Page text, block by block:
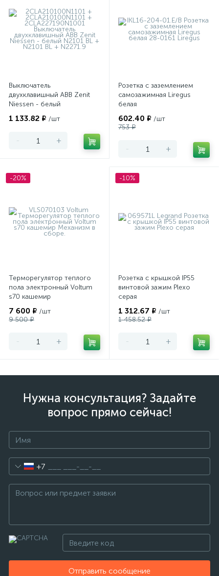
Выключатель
двухклавишный ABB Zenit
Niessen - белый
1 133.82 ₽ /шт
- +
Розетка с заземлением
самозажимная Liregus
белая
602.40 ₽ /шт
753 ₽
- +
-20%
Терморегулятор теплого
пола электронный Voltum
s70 кашемир
7 600 ₽ /шт
9 500 ₽
- +
-10%
Розетка с крышкой IP55
винтовой зажим Plexo
серая
1 312.67 ₽ /шт
1 458.52 ₽
- +
Нужна консультация? Задайте
вопрос прямо сейчас!
+7
Отправить сообщение